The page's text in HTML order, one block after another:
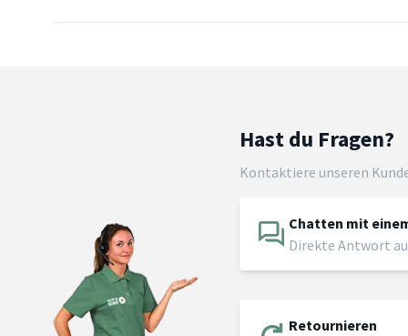
Hast du Fragen?
Kontaktiere unseren
Chatten mit
Direkte Antwort
Retournieren